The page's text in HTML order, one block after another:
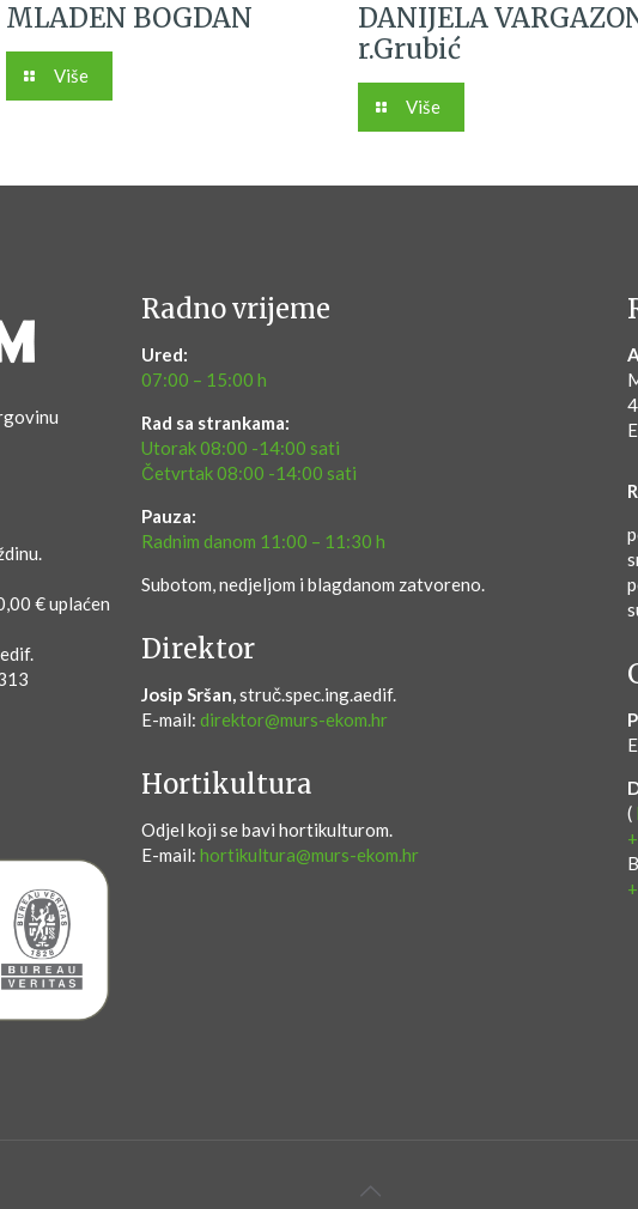
MLADEN BOGDAN
Više
DANIJELA
r.Grubić
Više
€ uplaćen
Radno vrijeme
Ured:
07:00 – 15:00 h
Rad sa strankama:
Utorak 08:00 -14:00 sati
Četvrtak 08:00 -14:00 sati
Pauza:
Radnim danom 11:00 – 11:30 h
Subotom, nedjeljom i blagdanom zatvoreno.
Direktor
Josip Sršan,struč.spec.ing.aedif.
E-mail: direktor@murs-ekom.hr
Hortikultura
Odjel koji se bavi hortikulturom.
E-mail: hortikultura@murs-ekom.hr
(